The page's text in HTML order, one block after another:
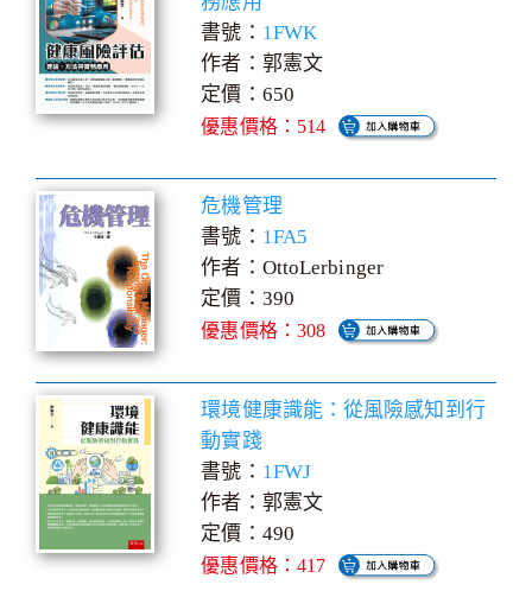
書號： 1FWK
作者：郭憲文
定價：650
優惠價格：514
危機管理
書號： 1FA5
作者：OttoLerbinger
定價：390
優惠價格：308
環境健康識能：從風險感知到行
動實踐
書號： 1FWJ
作者：郭憲文
定價：490
優惠價格：417